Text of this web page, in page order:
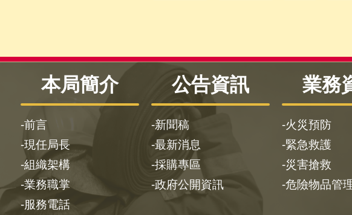
本局簡介
前言
現任局長
組織架構
業務職掌
服務電話
公告資訊
新聞稿
最新消息
採購專區
政府公開資訊
業務
火災預防
緊急救護
災害搶救
危險物品管